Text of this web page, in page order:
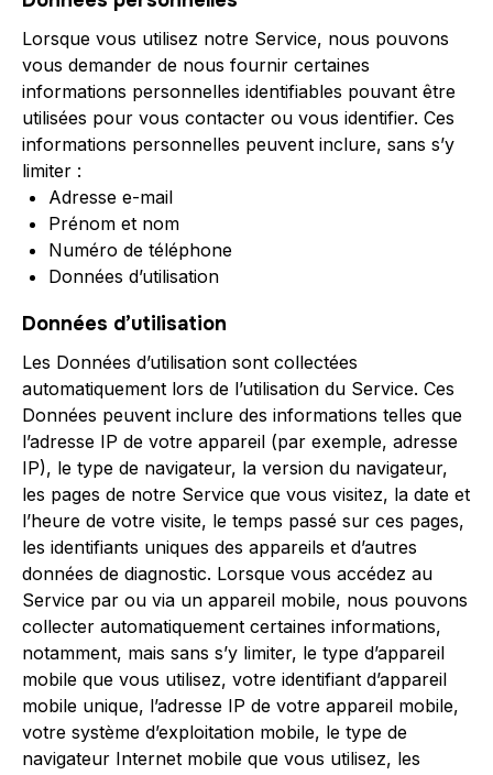
Lorsque vous utilisez notre Service, nous pouvons
vous demander de nous fournir certaines
informations personnelles identifiables pouvant être
utilisées pour vous contacter ou vous identifier. Ces
informations personnelles peuvent inclure, sans s’y
limiter :
Adresse e-mail
Prénom et nom
Numéro de téléphone
Données d’utilisation
Données d’utilisation
Les Données d’utilisation sont collectées
automatiquement lors de l’utilisation du Service. Ces
Données peuvent inclure des informations telles que
l’adresse IP de votre appareil (par exemple, adresse
IP), le type de navigateur, la version du navigateur,
les pages de notre Service que vous visitez, la date et
l’heure de votre visite, le temps passé sur ces pages,
les identifiants uniques des appareils et d’autres
données de diagnostic. Lorsque vous accédez au
Service par ou via un appareil mobile, nous pouvons
collecter automatiquement certaines informations,
notamment, mais sans s’y limiter, le type d’appareil
mobile que vous utilisez, votre identifiant d’appareil
mobile unique, l’adresse IP de votre appareil mobile,
votre système d’exploitation mobile, le type de
navigateur Internet mobile que vous utilisez, les